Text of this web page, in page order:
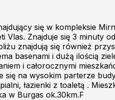
się w kompleksie
Znajduje się 3 minuty
znajdują się również
basenami i dużą ilością
i całorocznymi
się na wysokim parterze
łazienki z toaletą .
w Burgas ok.30km.F